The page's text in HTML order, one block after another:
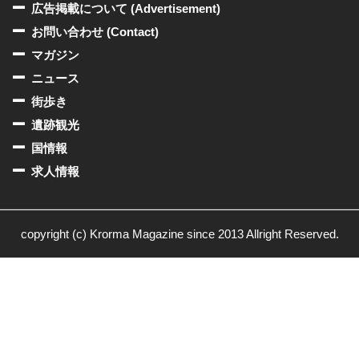
広告掲載について (Advertisement)
お問い合わせ (Contact)
マガジン
ニュース
街歩き
遺跡観光
国情報
求人情報
copyright (c) Krorma Magazine since 2013 Allright Reserved.